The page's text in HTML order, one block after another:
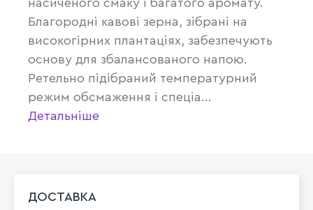
насиченого смаку і багатого аромату.
Благородні кавові зерна, зібрані на
високогірних плантаціях, забезпечують
основу для збалансованого напою.
Ретельно підібраний температурний
режим обсмаження і спеціа...
Детальніше
ДОСТАВКА